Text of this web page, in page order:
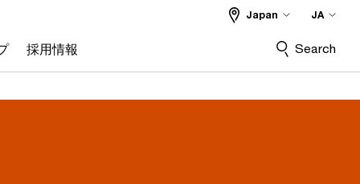
採用情報
Japan JA
Search